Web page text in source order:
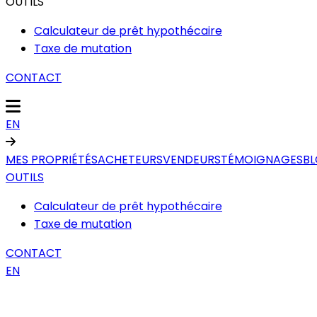
Calculateur de prêt hypothécaire
Taxe de mutation
CONTACT
EN
MES PROPRIÉTÉSACHETEURSVENDEURSTÉMOIGNAGES
OUTILS
Calculateur de prêt hypothécaire
Taxe de mutation
CONTACT
EN